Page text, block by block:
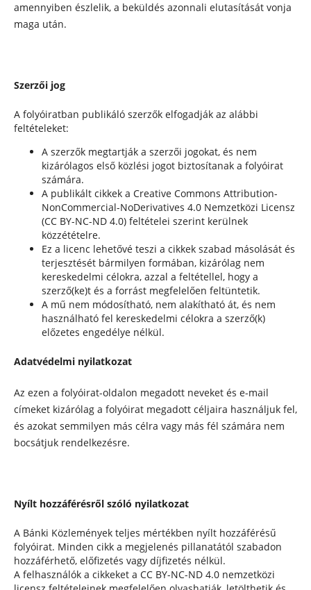
amennyiben észlelik, a beküldés azonnali elutasítását vonja
maga után.
Szerzői jog
A folyóiratban publikáló szerzők elfogadják az alábbi
feltételeket:
A szerzők megtartják a szerzői jogokat, és nem
kizárólagos első közlési jogot biztosítanak a folyóirat
számára.
A publikált cikkek a Creative Commons Attribution-
NonCommercial-NoDerivatives 4.0 Nemzetközi Licensz
(CC BY-NC-ND 4.0) feltételei szerint kerülnek
közzétételre.
Ez a licenc lehetővé teszi a cikkek szabad másolását és
terjesztését bármilyen formában, kizárólag nem
kereskedelmi célokra, azzal a feltétellel, hogy a
szerző(ke)t és a forrást megfelelően feltüntetik.
A mű nem módosítható, nem alakítható át, és nem
használható fel kereskedelmi célokra a szerző(k)
előzetes engedélye nélkül.
Adatvédelmi nyilatkozat
Az ezen a folyóirat-oldalon megadott neveket és e-mail
címeket kizárólag a folyóirat megadott céljaira használjuk fel,
és azokat semmilyen más célra vagy más fél számára nem
bocsátjuk rendelkezésre.
Nyílt hozzáférésről szóló nyilatkozat
A Bánki Közlemények teljes mértékben nyílt hozzáférésű
folyóirat. Minden cikk a megjelenés pillanatától szabadon
hozzáférhető, előfizetés vagy díjfizetés nélkül.
A felhasználók a cikkeket a CC BY-NC-ND 4.0 nemzetközi